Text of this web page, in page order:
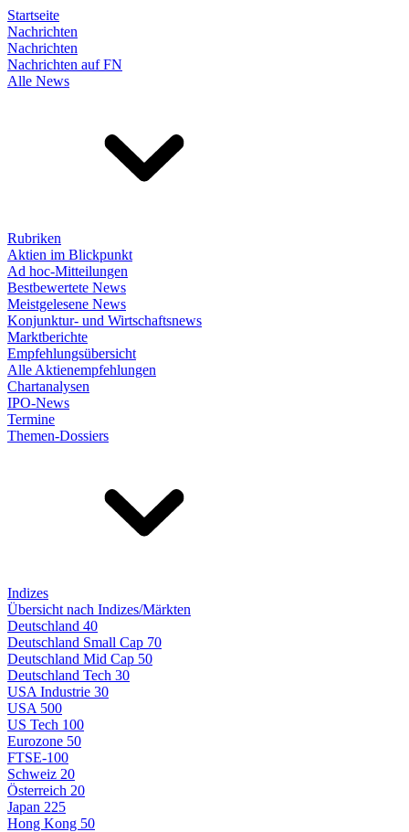
Startseite
Nachrichten
Nachrichten
Nachrichten auf FN
Alle News
Rubriken
Aktien im Blickpunkt
Ad hoc-Mitteilungen
Bestbewertete News
Meistgelesene News
Konjunktur- und Wirtschaftsnews
Marktberichte
Empfehlungsübersicht
Alle Aktienempfehlungen
Chartanalysen
IPO-News
Termine
Themen-Dossiers
Indizes
Übersicht nach Indizes/Märkten
Deutschland 40
Deutschland Small Cap 70
Deutschland Mid Cap 50
Deutschland Tech 30
USA Industrie 30
USA 500
US Tech 100
Eurozone 50
FTSE-100
Schweiz 20
Österreich 20
Japan 225
Hong Kong 50